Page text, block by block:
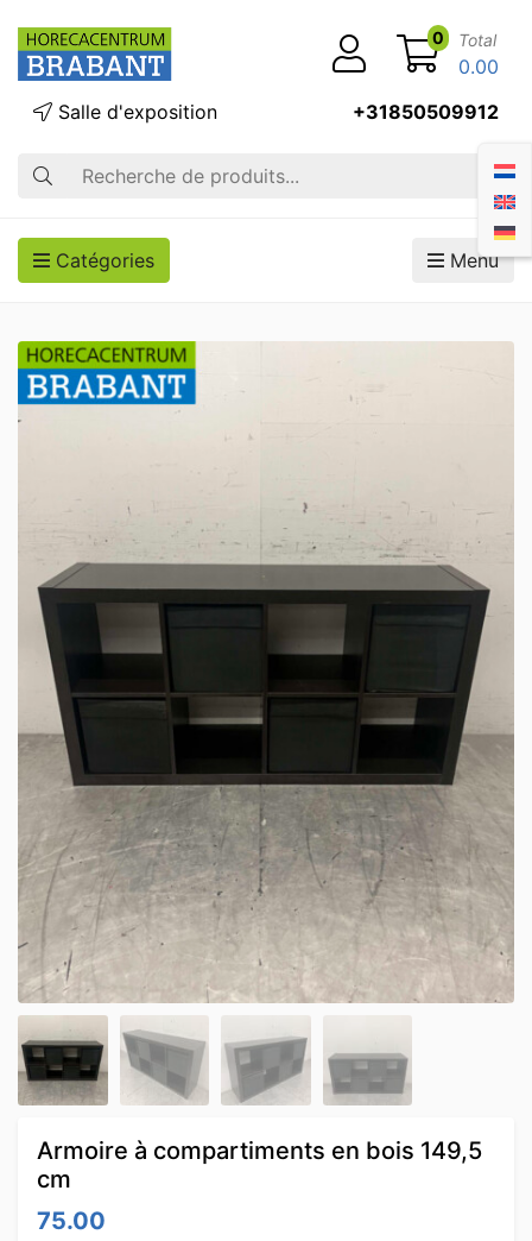
Recherche
Salle d'exposition +31850509912
0 Total
0.00
Catégories Menu
Armoire à compartiments en bois 149,5
cm
75.00